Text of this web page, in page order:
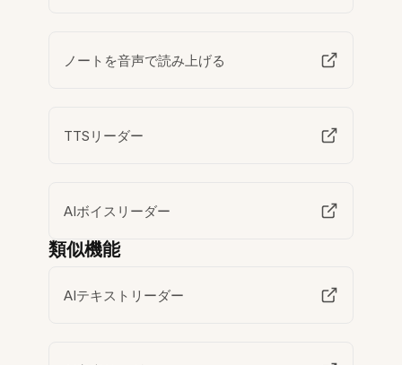
ノートを音声で読み上げる
TTSリーダー
AIボイスリーダー
類似機能
AIテキストリーダー